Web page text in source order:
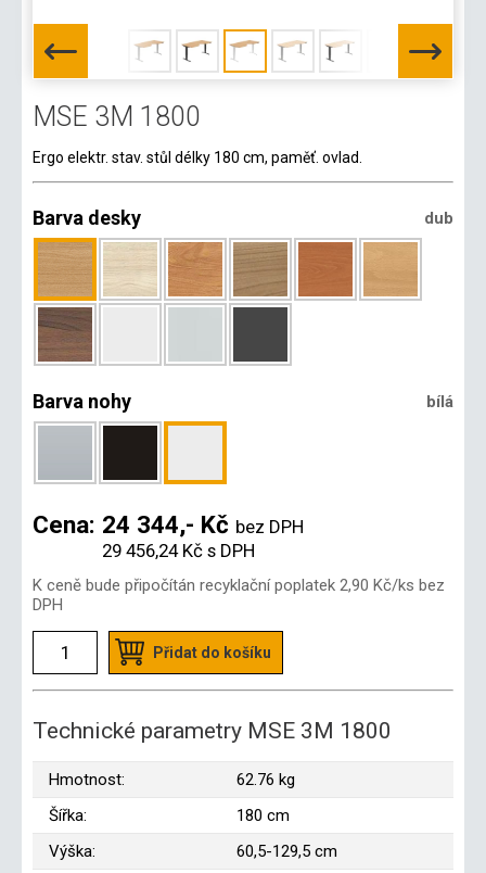
MSE 3M 1800
Ergo elektr. stav. stůl délky 180 cm, paměť. ovlad.
Barva desky dub
Barva nohy bílá
Cena: 24 344,- Kč bez DPH
29 456,24 Kč s DPH
K ceně bude připočítán recyklační poplatek 2,90 Kč/ks bez
DPH
Přidat do košíku
Technické parametry MSE 3M 1800
Hmotnost:
62.76 kg
Šířka:
180 cm
Výška:
60,5-129,5 cm